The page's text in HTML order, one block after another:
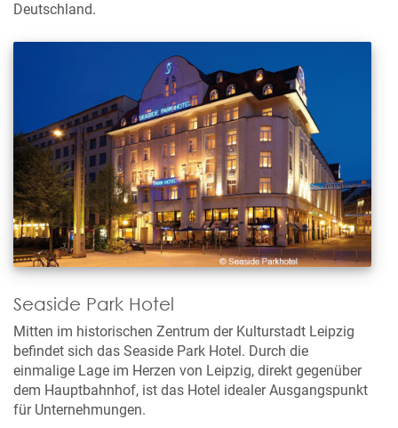
Deutschland.
Seaside Park Hotel
Mitten im historischen Zentrum der Kulturstadt Leipzig
befindet sich das Seaside Park Hotel. Durch die
einmalige Lage im Herzen von Leipzig, direkt gegenüber
dem Hauptbahnhof, ist das Hotel idealer Ausgangspunkt
für Unternehmungen.